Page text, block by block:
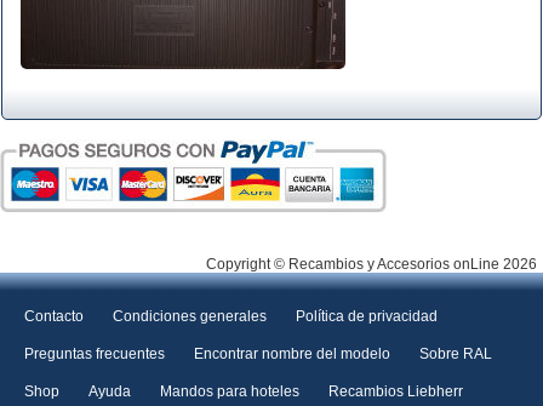
Copyright © Recambios y Accesorios onLine 2026
Contacto Condiciones generales Política de privacidad
Preguntas frecuentes Encontrar nombre del modelo Sobre RAL
Shop Ayuda Mandos para hoteles Recambios Liebherr